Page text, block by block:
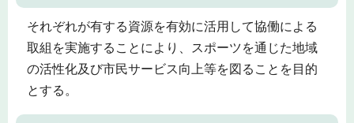
それぞれが有する資源を有効に活用して協働による
取組を実施することにより、スポーツを通じた地域
の活性化及び市民サービス向上等を図ることを目的
とする。